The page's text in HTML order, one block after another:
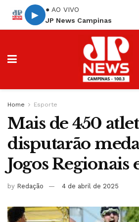
▶
● AO VIVO
JP News Campinas
Home Esporte
Mais de 450
disputarão
Jogos Regionais
by Redação 4 de abril de 2025